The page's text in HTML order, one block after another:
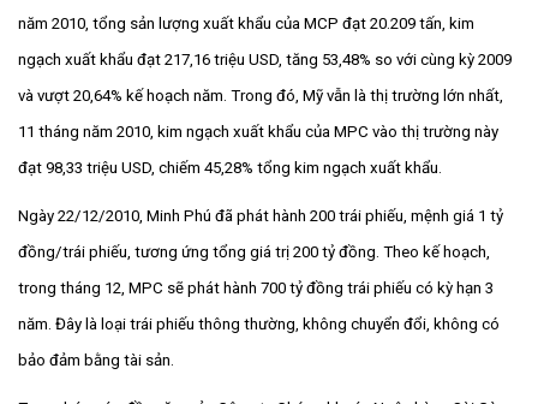
năm 2010, tổng sản lượng xuất khẩu của MCP đạt 20.209 tấn, kim
ngạch xuất khẩu đạt 217,16 triệu USD, tăng 53,48% so với cùng kỳ 2009
và vượt 20,64% kế hoạch năm. Trong đó, Mỹ vẫn là thị trường lớn nhất,
11 tháng năm 2010, kim ngạch xuất khẩu của MPC vào thị trường này
đạt 98,33 triệu USD, chiếm 45,28% tổng kim ngạch xuất khẩu.
Ngày 22/12/2010, Minh Phú đã phát hành 200 trái phiếu, mệnh giá 1 tỷ
đồng/trái phiếu, tương ứng tổng giá trị 200 tỷ đồng. Theo kế hoạch,
trong tháng 12, MPC sẽ phát hành 700 tỷ đồng trái phiếu có kỳ hạn 3
năm. Đây là loại trái phiếu thông thường, không chuyển đổi, không có
bảo đảm bằng tài sản.